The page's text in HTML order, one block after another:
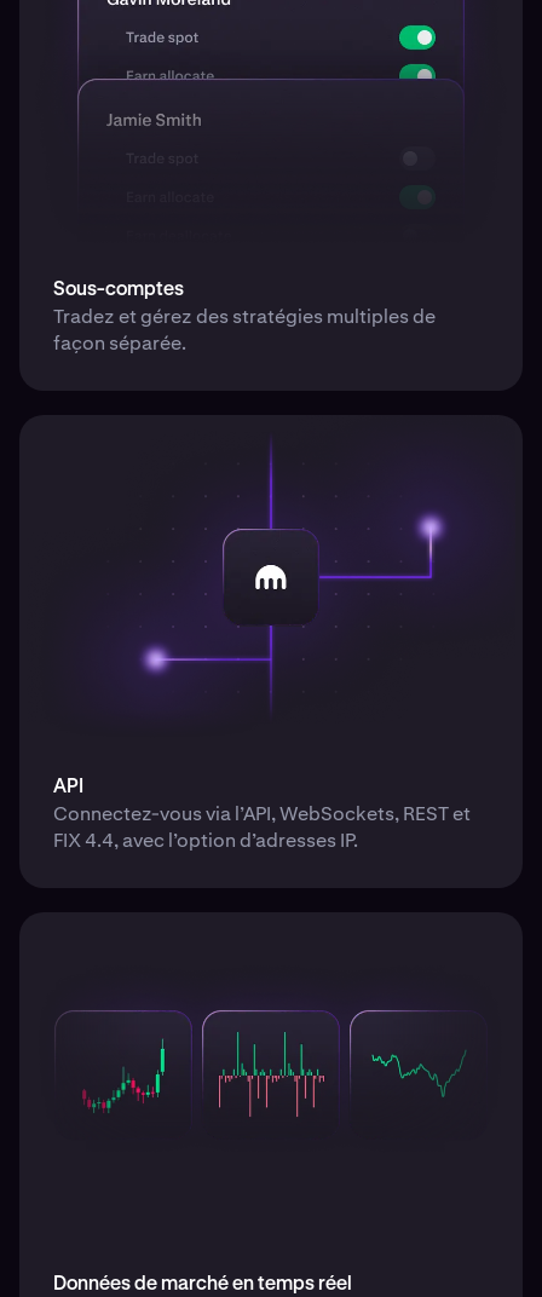
Sous-comptes
Tradez et gérez des stratégies multiples de
façon séparée.
API
Connectez-vous via l’API, WebSockets, REST et
FIX 4.4, avec l’option d’adresses IP.
Données de marché en temps réel